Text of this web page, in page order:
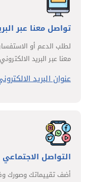
تواصل معنا عبر
لطلب الدعم أو
معنا عبر البريد الالكتروني
عنوان البريد
التواصل الاجتماعي
أضف تقييماتك وصورك